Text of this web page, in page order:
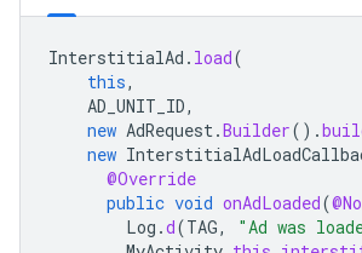
InterstitialAd . load(
this,
AD_UNIT_ID,
new AdRequest.Builder().
new
@Override
public void onAdLoaded(
Log .d(TAG, "Ad was